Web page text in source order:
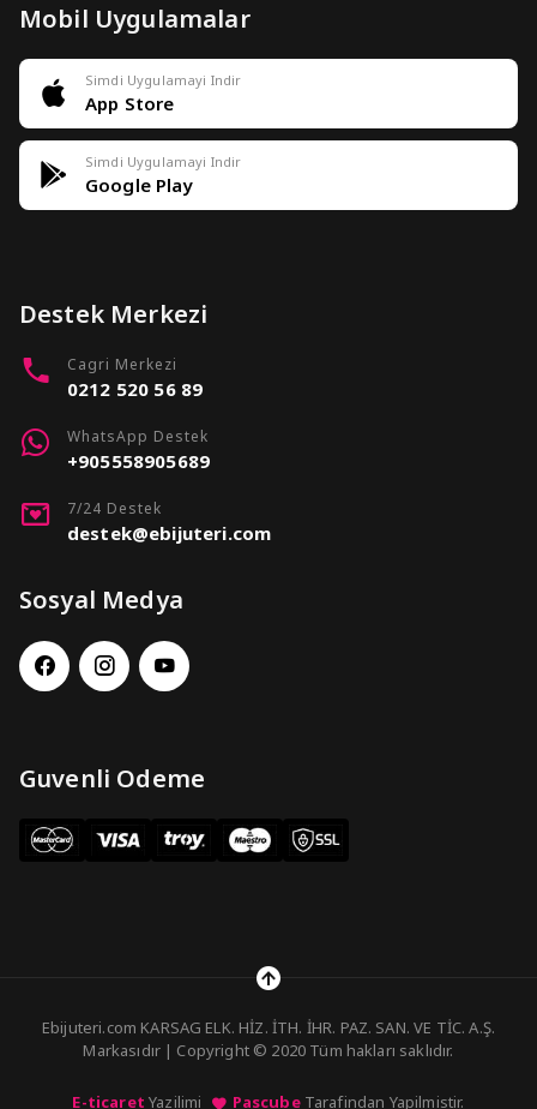
Mobil Uygulamalar
Simdi Uygulamayi Indir
App Store
Simdi Uygulamayi Indir
Google Play
Destek Merkezi
Cagri Merkezi
0212 520 56 89
WhatsApp Destek
+905558905689
7/24 Destek
destek@ebijuteri.com
Sosyal Medya
Guvenli Odeme
Ebijuteri.com KARSAG ELK. HİZ. İTH. İHR. PAZ. SAN. VE TİC. A.Ş.
Markasıdır | Copyright © 2020 Tüm hakları saklıdır.
E-ticaret Yazilimi PascubeTarafindan Yapilmistir.